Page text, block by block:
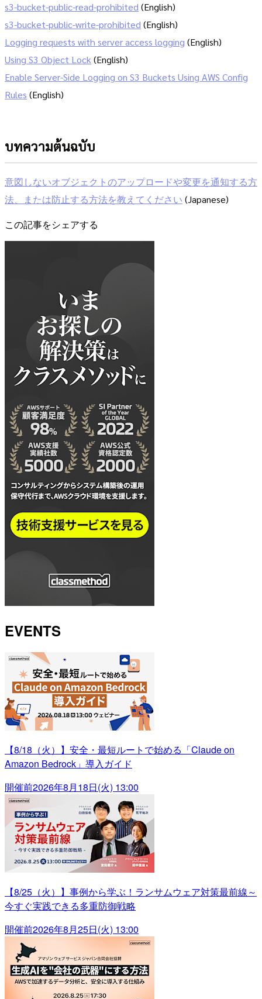
s3-bucket-public-read-prohibited (English)
s3-bucket-public-write-prohibited (English)
Logging requests with server access logging (English)
Using S3 Object Lock (English)
Enable Server-Side Logging on S3 Buckets Using AWS Config
Rules (English)
บทความต้นฉบับ
意図しないオブジェクトのアップロードや変更を通知する方
法、または防止する方法を教えてください (Japanese)
この記事をシェアする
EVENTS
【8/18（火）】安全・最短ルートで始める「Claude on
Amazon Bedrock」導入ガイド
開催前2026年8月18日(火) 13:00
【8/25（火）】事例から学ぶ！ランサムウェア対策最前線～
今すぐ実践できる多重防御戦略
開催前2026年8月25日(火) 13:00